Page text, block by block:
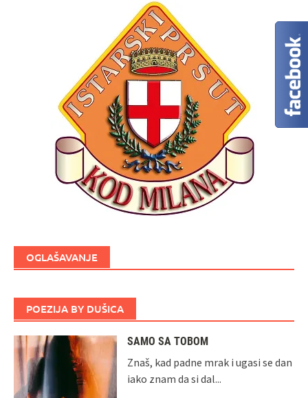
OGLAŠAVANJE
POEZIJA BY DUŠICA
SAMO SA TOBOM
Znaš, kad padne mrak i ugasi se dan
iako znam da si dal...